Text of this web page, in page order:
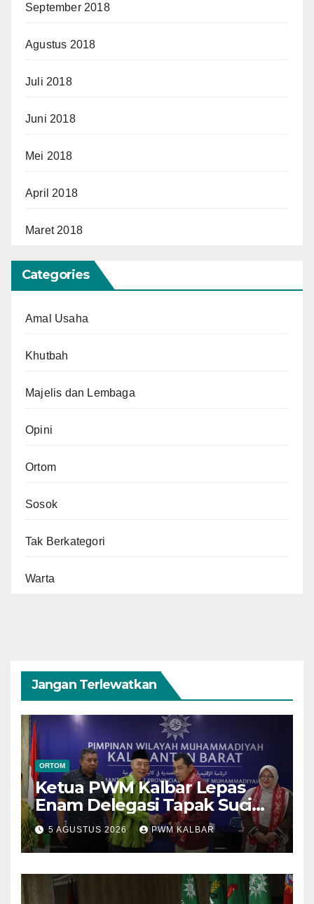
September 2018
Agustus 2018
Juli 2018
Juni 2018
Mei 2018
April 2018
Maret 2018
Categories
Amal Usaha
Khutbah
Majelis dan Lembaga
Opini
Ortom
Sosok
Tak Berkategori
Warta
Jangan Terlewatkan
ORTOM
Ketua PWM Kalbar Lepas
Enam Delegasi Tapak Suci
Menuju Muktamar XVI di
Semarang
5 AGUSTUS 2026 PWM KALBAR